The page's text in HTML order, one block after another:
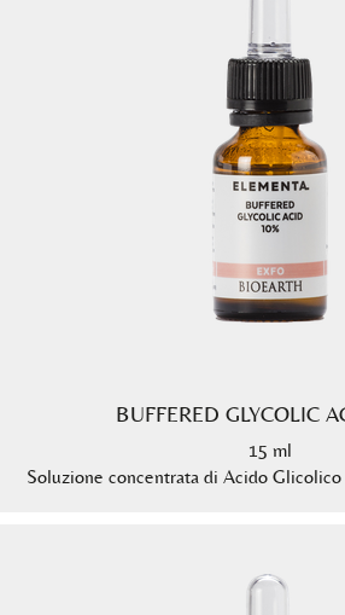
BUFFERED GLYCOLIC
15 ml
Soluzione concentrata di Acido